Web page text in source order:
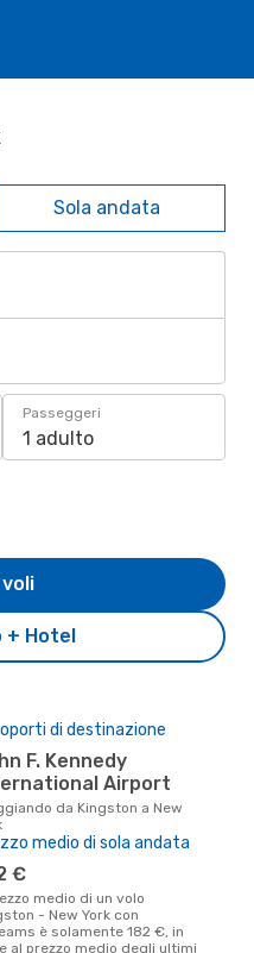
Sola andata
Passeggeri
1 adulto
+ Hotel
di destinazione
Airport
medio di sola andata
€
- New York con
è solamente 182 €, in
al prezzo medio degli ultimi